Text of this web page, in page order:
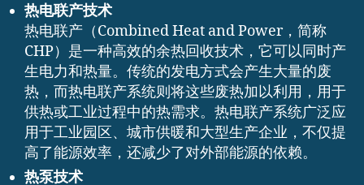
热电联产技术
热电联产（Combined Heat and Power，简称
CHP）是一种高效的余热回收技术，它可以同时产
生电力和热量。传统的发电方式会产生大量的废
热，而热电联产系统则将这些废热加以利用，用于
供热或工业过程中的热需求。热电联产系统广泛应
用于工业园区、城市供暖和大型生产企业，不仅提
高了能源效率，还减少了对外部能源的依赖。
热泵技术